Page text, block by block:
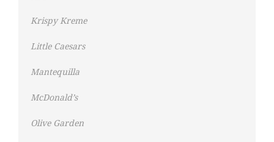
Krispy Kreme
Little Caesars
Mantequilla
McDonald’s
Olive Garden